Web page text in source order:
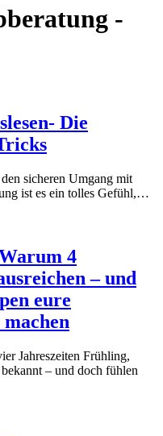
-
Die
sicheren Umgang mit
ist es ein tolles Gefühl,…
4
– und
eure
Jahreszeiten Frühling,
– und doch fühlen